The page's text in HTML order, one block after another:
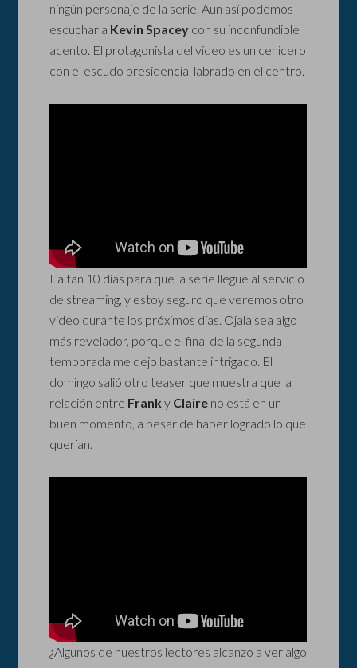
ningún personaje de la serie. Aun así podemos
escuchar a Kevin Spacey con su inconfundible
acento. El protagonista del video es un cenicero
con el escudo presidencial labrado en el centro.
Faltan 10 días para que la serie llegue al servicio
de streaming, y estoy seguro que veremos otro
video durante los próximos días. Ojala sea algo
más revelador, porque el final de la segunda
temporada me dejo bastante intrigado. El
domingo salió otro teaser que muestra que la
relación entre Frank y Claire no está en un
buen momento, a pesar de haber logrado lo que
querían.
¿Algunos de nuestros lectores alcanzo a ver algo